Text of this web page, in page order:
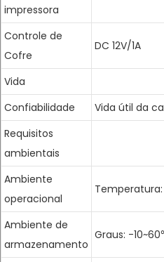
impressora
Controle de
Cofre
DC 12V/1A
Vida
Confiabilidade
Vida útil da
Requisitos
ambientais
Ambiente
operacional
Temperatura:
Ambiente de
armazenamento
Graus: -